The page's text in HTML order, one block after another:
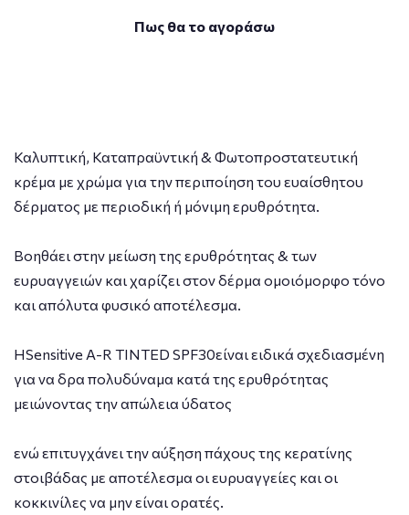
Πως θα το αγοράσω
Καλυπτική, Καταπραϋντική & Φωτοπροστατευτική
κρέμα με χρώμα για την περιποίηση του ευαίσθητου
δέρματος με περιοδική ή μόνιμη ερυθρότητα.
Βοηθάει στην μείωση της ερυθρότητας & των
ευρυαγγειών και χαρίζει στον δέρμα ομοιόμορφο τόνο
και απόλυτα φυσικό αποτέλεσμα.
ΗSensitive A-R TINTED SPF30είναι ειδικά σχεδιασμένη
για να δρα πολυδύναμα κατά της ερυθρότητας
μειώνοντας την απώλεια ύδατος
ενώ επιτυγχάνει την αύξηση πάχους της κερατίνης
στοιβάδας με αποτέλεσμα οι ευρυαγγείες και οι
κοκκινίλες να μην είναι ορατές.